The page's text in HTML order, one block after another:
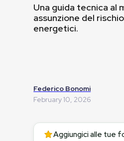
Una guida tecnica al
assunzione del
energetici.
Federico Bonomi
February 10, 2026
Aggiungici alle tue